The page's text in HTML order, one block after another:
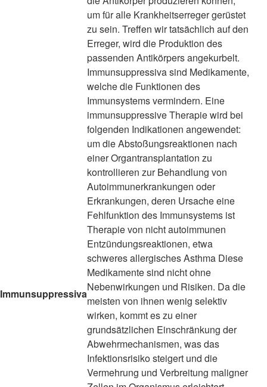
um für alle Krankheitserreger gerüstet
zu sein. Treffen wir tatsächlich auf den
Erreger, wird die Produktion des
passenden Antikörpers angekurbelt.
Immunsuppressiva
Immunsuppressiva sind Medikamente,
welche die Funktionen des
Immunsystems vermindern. Eine
immunsuppressive Therapie wird bei
folgenden Indikationen angewendet:
um die Abstoßungsreaktionen nach
einer Organtransplantation zu
kontrollieren zur Behandlung von
Autoimmunerkrankungen oder
Erkrankungen, deren Ursache eine
Fehlfunktion des Immunsystems ist
Therapie von nicht autoimmunen
Entzündungsreaktionen, etwa
schweres allergisches Asthma Diese
Medikamente sind nicht ohne
Nebenwirkungen und Risiken. Da die
meisten von ihnen wenig selektiv
wirken, kommt es zu einer
grundsätzlichen Einschränkung der
Abwehrmechanismen, was das
Infektionsrisiko steigert und die
Vermehrung und Verbreitung maligner